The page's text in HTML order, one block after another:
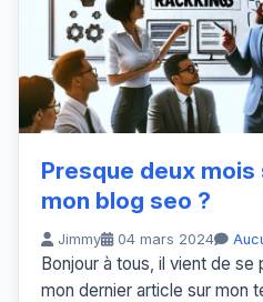
Presque deux
mon blog seo ?
Jimmy 04 mars 2024
Bonjour à tous, il vient de
mon dernier article sur mon